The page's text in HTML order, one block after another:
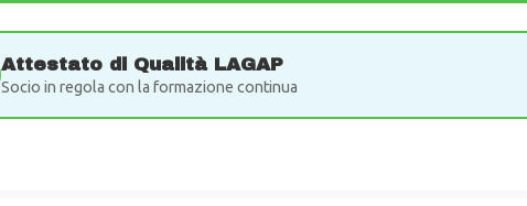
Attestato di Qualità LAGAP
Socio in regola con la formazione continua